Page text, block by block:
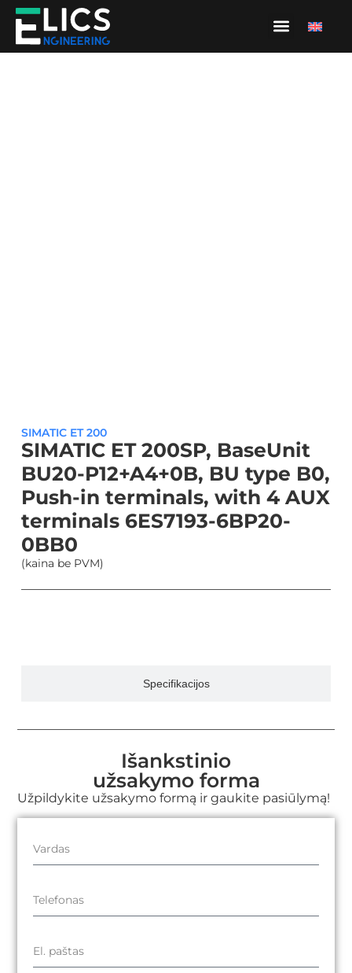
SIMATIC ET 200
SIMATIC ET 200SP, BaseUnit
BU20-P12+A4+0B, BU type B0,
Push-in terminals, with 4 AUX
terminals 6ES7193-6BP20-
0BB0
(kaina be PVM)
Specifikacijos
Išankstinio
užsakymo forma
Užpildykite užsakymo formą ir gaukite pasiūlymą!